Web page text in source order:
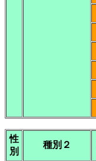
性
別
種別２